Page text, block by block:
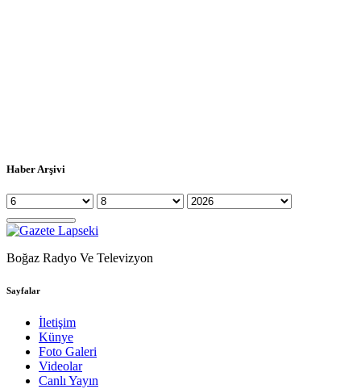
Haber Arşivi
Boğaz Radyo Ve Televizyon
Sayfalar
İletişim
Künye
Foto Galeri
Videolar
Canlı Yayın